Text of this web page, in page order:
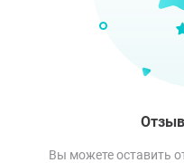
Вы можете оставить